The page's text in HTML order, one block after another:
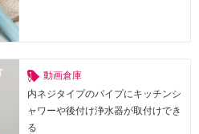
動画倉庫
内ネジタイプのパイプにキッチンシ
ャワーや後付け浄水器が取付けでき
る